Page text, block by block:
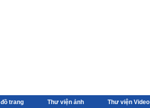
trang Thư viện ảnh Thư viện Video